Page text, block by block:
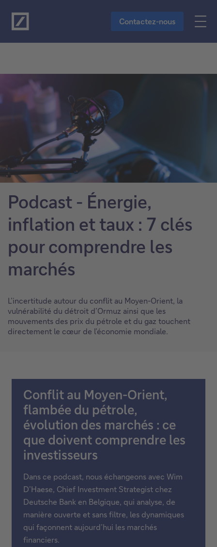
Vers le contenu principal
Contactez-nous
Podcast - Énergie,
inflation et taux : 7 clés
pour comprendre les
marchés
L’incertitude autour du conflit au Moyen-Orient, la
vulnérabilité du détroit d’Ormuz ainsi que les
mouvements des prix du pétrole et du gaz touchent
directement le cœur de l’économie mondiale.
Conflit au Moyen-Orient,
flambée du pétrole,
évolution des marchés : ce
que doivent comprendre les
investisseurs
Dans ce podcast, nous échangeons avec Wim
D’Haese, Chief Investment Strategist chez
Deutsche Bank en Belgique, qui analyse, de
manière ouverte et sans filtre, les dynamiques
qui façonnent aujourd’hui les marchés
financiers.